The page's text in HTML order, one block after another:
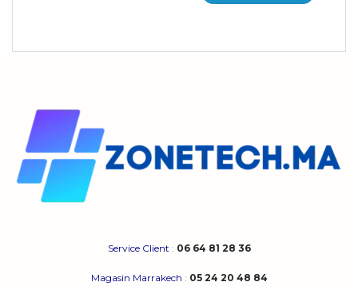
Service Client : 06 64 81 28 36
Magasin Marrakech : 05 24 20 48 84